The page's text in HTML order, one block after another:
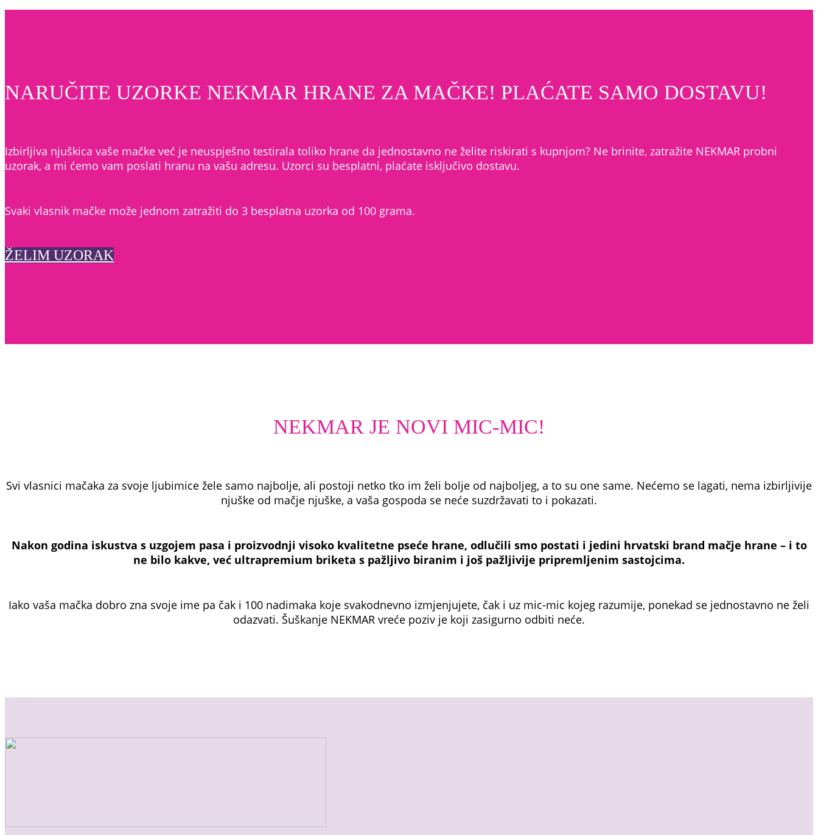
NARUČITE UZORKE NEKMAR HRANE ZA MAČKE! PLAĆATE SAMO DOSTAVU!
Izbirljiva njuškica vaše mačke već je neuspješno testirala toliko hrane da jednostavno ne želite riskirati s kupnjom? Ne brinite, zatražite NEKMAR probni
uzorak, a mi ćemo vam poslati hranu na vašu adresu. Uzorci su besplatni, plaćate isključivo dostavu.
Svaki vlasnik mačke može jednom zatražiti do 3 besplatna uzorka od 100 grama.
ŽELIM UZORAK
NEKMAR JE NOVI MIC-MIC!
Svi vlasnici mačaka za svoje ljubimice žele samo najbolje, ali postoji netko tko im želi bolje od najboljeg, a to su one same. Nećemo se lagati, nema izbirljivije
njuške od mačje njuške, a vaša gospoda se neće suzdržavati to i pokazati.
Nakon godina iskustva s uzgojem pasa i proizvodnji visoko kvalitetne pseće hrane, odlučili smo postati i jedini hrvatski brand mačje hrane – i to
ne bilo kakve, već ultrapremium briketa s pažljivo biranim i još pažljivije pripremljenim sastojcima.
Iako vaša mačka dobro zna svoje ime pa čak i 100 nadimaka koje svakodnevno izmjenjujete, čak i uz mic-mic kojeg razumije, ponekad se jednostavno ne želi
odazvati. Šuškanje NEKMAR vreće poziv je koji zasigurno odbiti neće.